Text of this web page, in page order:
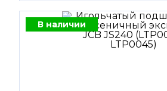
В наличии